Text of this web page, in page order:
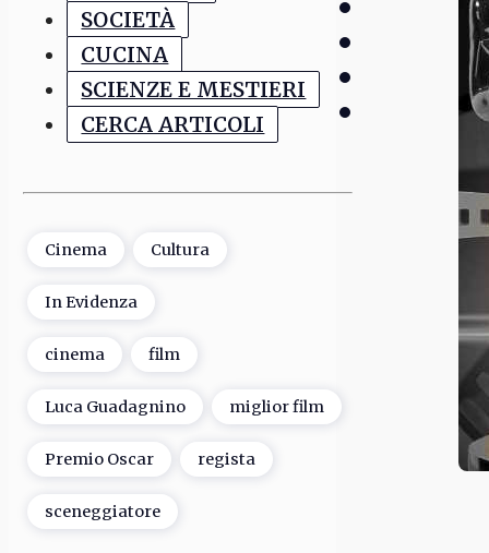
SOCIETÀ
CUCINA
SCIENZE E MESTIERI
CERCA ARTICOLI
Cinema Cultura
In Evidenza
cinema film
Luca Guadagnino miglior film
Premio Oscar regista
sceneggiatore